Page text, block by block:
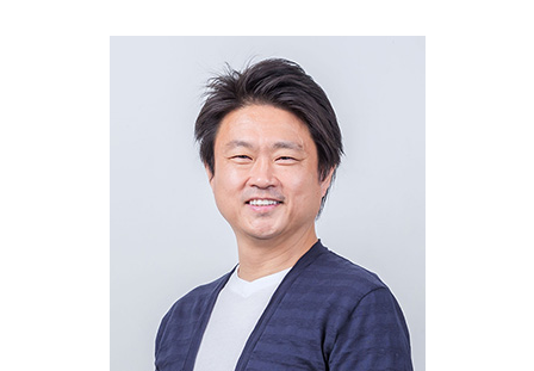
税理士交代 注意点
無申告 自主申告
修正申告 税理士 費用
申告漏れ バレる
税務申告 決算確定日
税務相談 どこまで
税務相談 税理士
日野市 創業支援
府中市 代替わり税理士変更
立川市 会社設立
府中市 税務調査 対応
八王子市 税理士変更
日野市 経営コンサル
日野市 税理士変更
日野市 法人税務
立川市 創業支援
府中市 会社設立